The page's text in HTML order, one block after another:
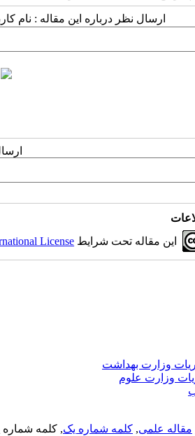
ارسال نظر درباره این مقاله : نام
این مقاله تحت شرایط License
وزارت بهداشت
وزارت علوم
مقاله علمی, کلمه شماره یک, کلمه شماره